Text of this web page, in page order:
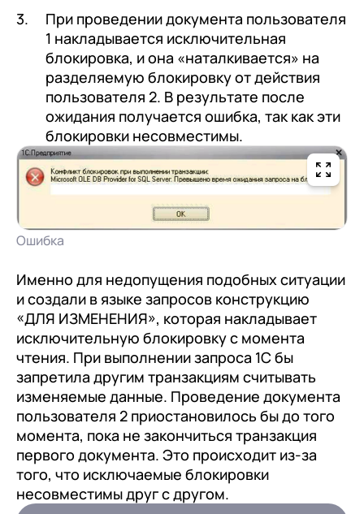
При проведении документа пользователя
1 накладывается исключительная
блокировка, и она «наталкивается» на
разделяемую блокировку от действия
пользователя 2. В результате после
ожидания получается ошибка, так как эти
блокировки несовместимы.
Ошибка
Именно для недопущения подобных ситуации
и создали в языке запросов конструкцию
«ДЛЯ ИЗМЕНЕНИЯ», которая накладывает
исключительную блокировку с момента
чтения. При выполнении запроса 1С бы
запретила другим транзакциям считывать
изменяемые данные. Проведение документа
пользователя 2 приостановилось бы до того
момента, пока не закончиться транзакция
первого документа. Это происходит из-за
того, что исключаемые блокировки
несовместимы друг с другом.
1С:CRM
Лицензии 1С
Сервисы 1С
1С-ЭДО
1С:Контрагент
1С-Отчетность
1С:Фреш
Доки 1С